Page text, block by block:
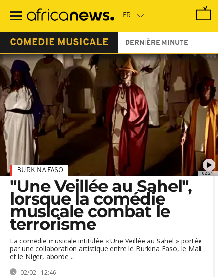
contenu
COMEDIE MUSICALE DERNIÈRE MINUTE
02:21
BURKINA FASO
"Une Veillée au Sahel",
lorsque la comédie
musicale combat le
terrorisme
La comédie musicale intitulée « Une Veillée au Sahel » portée
par une collaboration artistique entre le Burkina Faso, le Mali
et le Niger, aborde ...
02/02 - 12:46